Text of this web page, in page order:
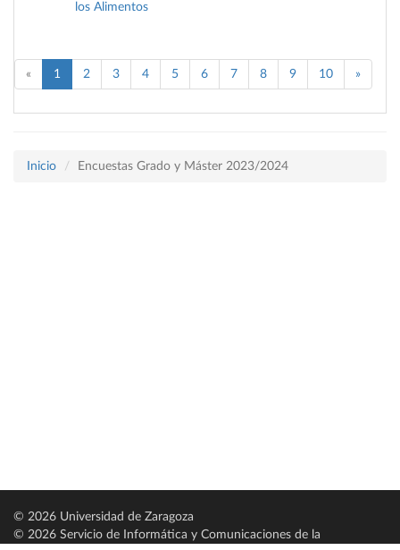
los Alimentos
« 1 2 3 4 5 6 7 8 9 10 »
Inicio Encuestas Grado y Máster 2023/2024
© 2026 Universidad de Zaragoza
© 2026 Servicio de Informática y Comunicaciones de la